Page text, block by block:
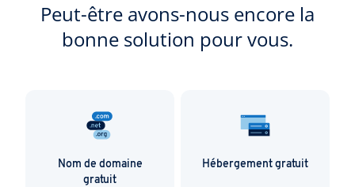
Peut-être avons-nous encore la
bonne solution pour vous.
Nom de domaine
gratuit
Hébergement gratuit